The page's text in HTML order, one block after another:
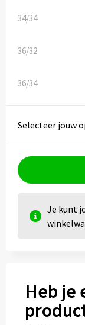
34/34
36/32
36/34
Selecteer jouw
Je kunt
Heb je